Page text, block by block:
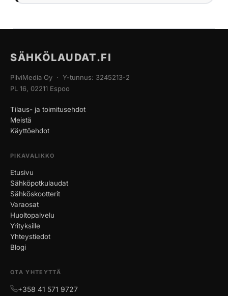
SÄHKÖLAUDAT.FI
PilviMedia Oy · Y-tunnus: 3245213-2
PL 16, 02211 Espoo
Tilaus- ja toimitusehdot
Meistä
Käyttöehdot
PIKAVALIKKO
Etusivu
Sähköpotkulaudat
Sähköskootterit
Varaosat
Huoltopalvelu
Yrityksille
Yhteystiedot
Blogi
OTA YHTEYTTÄ
+358 41 571 9727